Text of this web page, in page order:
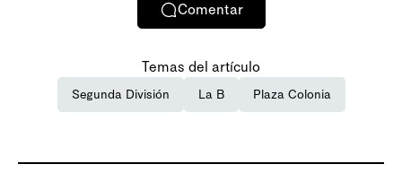
Comentar
Temas del artículo
Segunda División La B Plaza Colonia